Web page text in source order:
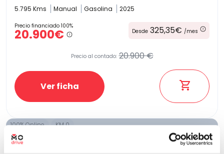
5.795 Kms
Manual Gasolina 2025
Precio financiado 100%
20.900€ Desde 325,35€ /mes
Precio al contado: 20.900 €
Ver ficha
100% Online KM 0